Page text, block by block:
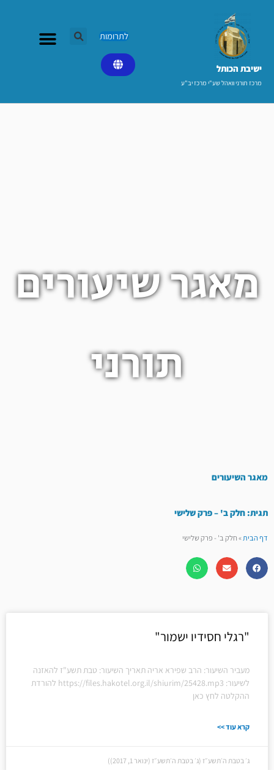
ישיבת הכותל​
מרכז תורני וואהל שע"י מרכז יב"ע
לתרומות
מאגר שיעורים
תורני
מאגר השיעורים
תגית: חלק ב' – פרק שלישי
דף הבית»חלק ב' - פרק שלישי
"רגלי חסידיו ישמור"
מעביר השיעור: הרב שפירא אריה תאריך השיעור: טבת תשע"ז להאזנה
לשיעור: https://files.hakotel.org.il/shiurim/25428.mp3 להורדת
ההקלטה לחץ כאן
קרא עוד >>
ג׳ בטבת ה׳תשע״ז (ג׳ בטבת ה׳תשע״ז (ינואר 1, 2017))